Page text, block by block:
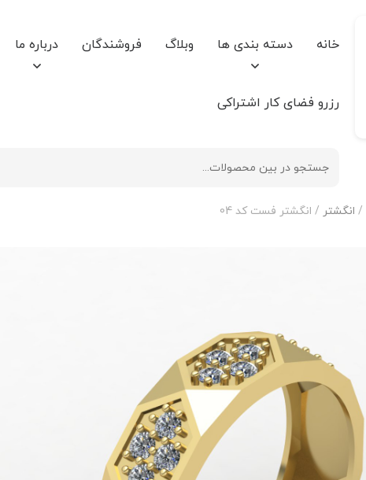
خانه دسته بندی ها وبلاگ فروشندگان درباره ما
رزرو فضای کار اشتراکی
/ انگشتر / انگشتر فست کد 04